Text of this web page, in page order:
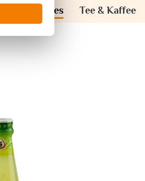
Orientalisches Tee & Kaffee